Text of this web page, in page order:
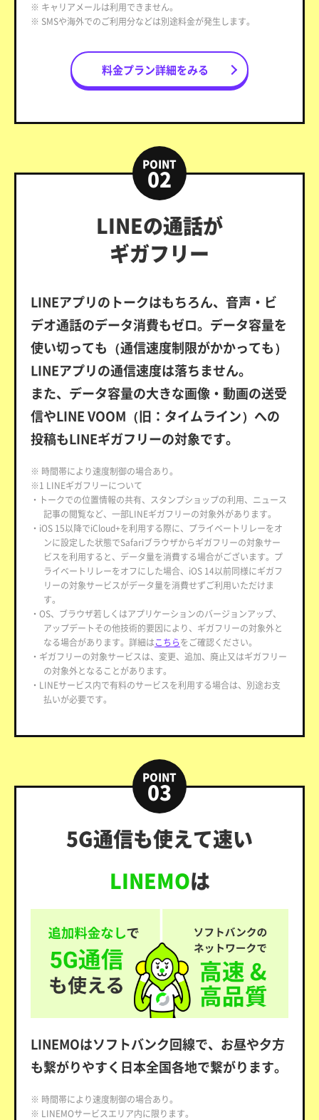
※ キャリアメールは利用できません。
※ SMSや海外でのご利用分などは別途料金が発生します。
料金プラン詳細をみる
POINT
02
LINEの通話が
ギガフリー
LINEアプリのトークはもちろん、音声・ビ
デオ通話のデータ消費もゼロ。データ容量を
使い切っても（通信速度制限がかかっても）
LINEアプリの通信速度は落ちません。
また、データ容量の大きな画像・動画の送受
信やLINE VOOM（旧：タイムライン）への
投稿もLINEギガフリーの対象です。
※ 時間帯により速度制御の場合あり。
※1 LINEギガフリーについて
・トークでの位置情報の共有、スタンプショップの利用、ニュース
記事の閲覧など、一部LINEギガフリーの対象外があります。
・iOS 15以降でiCloud+を利用する際に、プライベートリレーをオ
ンに設定した状態でSafariブラウザからギガフリーの対象サー
ビスを利用すると、データ量を消費する場合がございます。プ
ライベートリレーをオフにした場合、iOS 14以前同様にギガフ
リーの対象サービスがデータ量を消費せずご利用いただけま
す。
・OS、ブラウザ若しくはアプリケーションのバージョンアップ、
アップデートその他技術的要因により、ギガフリーの対象外と
なる場合があります。詳細はこちらをご確認ください。
・ギガフリーの対象サービスは、変更、追加、廃止又はギガフリー
の対象外となることがあります。
・LINEサービス内で有料のサービスを利用する場合は、別途お支
払いが必要です。
POINT
03
5G通信も使えて速い
LINEMOは
LINEMOはソフトバンク回線で、お昼や夕方
も繋がりやすく日本全国各地で繋がります。
※ 時間帯により速度制御の場合あり。
※ LINEMOサービスエリア内に限ります。